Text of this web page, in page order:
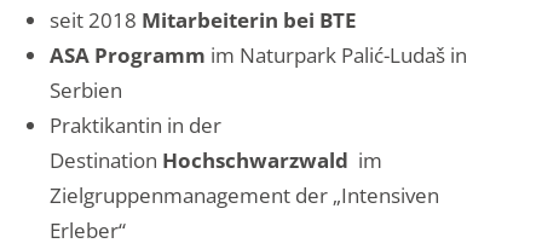
seit 2018 Mitarbeiterin bei BTE
ASA Programm im Naturpark Palić-Ludaš in
Serbien
Praktikantin in der
Destination Hochschwarzwald im
Zielgruppenmanagement der „Intensiven
Erleber“